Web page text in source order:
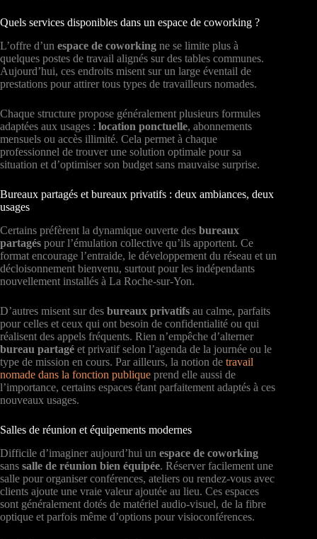
Quels services disponibles dans un espace de coworking ?
L’offre d’un espace de coworking ne se limite plus à
quelques postes de travail alignés sur des tables communes.
Aujourd’hui, ces endroits misent sur un large éventail de
prestations pour attirer tous types de travailleurs nomades.
Chaque structure propose généralement plusieurs formules
adaptées aux usages : location ponctuelle, abonnements
mensuels ou accès illimité. Cela permet à chaque
professionnel de trouver une solution optimale pour sa
situation et d’optimiser son budget sans mauvaise surprise.
Bureaux partagés et bureaux privatifs : deux ambiances, deux
usages
Certains préfèrent la dynamique ouverte des bureaux
partagés pour l’émulation collective qu’ils apportent. Ce
format encourage l’entraide, le développement du réseau et un
décloisonnement bienvenu, surtout pour les indépendants
nouvellement installés à La Roche-sur-Yon.
D’autres misent sur des bureaux privatifs au calme, parfaits
pour celles et ceux qui ont besoin de confidentialité ou qui
réalisent des appels fréquents. Rien n’empêche d’alterner
bureau partagé et privatif selon l’agenda de la journée ou le
type de mission en cours. Par ailleurs, la notion de travail
nomade dans la fonction publique prend elle aussi de
l’importance, certains espaces étant parfaitement adaptés à ces
nouveaux usages.
Salles de réunion et équipements modernes
Difficile d’imaginer aujourd’hui un espace de coworking
sans salle de réunion bien équipée. Réserver facilement une
salle pour organiser conférences, ateliers ou rendez-vous avec
clients ajoute une vraie valeur ajoutée au lieu. Ces espaces
sont généralement dotés de matériel audio-visuel, de la fibre
optique et parfois même d’options pour visioconférences.